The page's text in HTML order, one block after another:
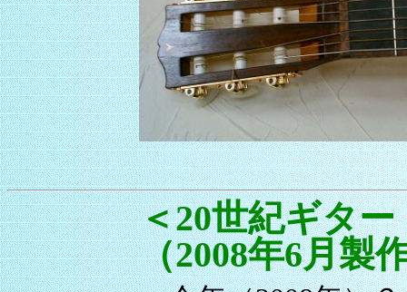
＜20世紀ギタ
（2008年6月製